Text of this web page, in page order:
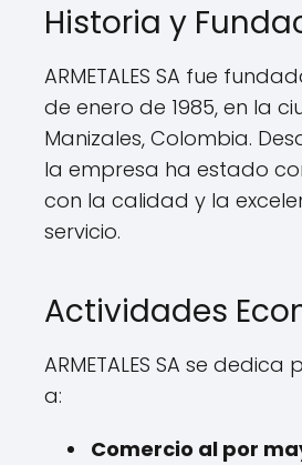
Historia y
ARMETALES SA fue
de enero de 1985, en la
Manizales, Colombia.
la empresa ha estado
con la calidad y la
servicio.
Actividades
ARMETALES SA se
a:
Comercio al por